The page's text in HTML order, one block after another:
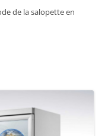
de la salopette en